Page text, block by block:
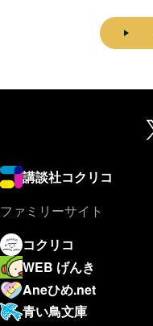
講談社コクリコ
ファミリーサイト
コクリコ
WEB げんき
Aneひめ.net
青い鳥文庫